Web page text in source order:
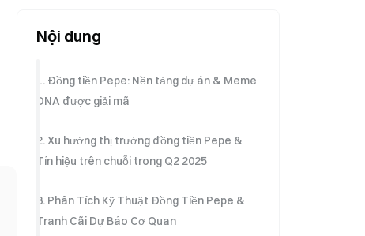
Nội dung
1. Đồng tiền Pepe: Nền tảng dự án & Meme
DNA được giải mã
2. Xu hướng thị trường đồng tiền Pepe &
Tín hiệu trên chuỗi trong Q2 2025
3. Phân Tích Kỹ Thuật Đồng Tiền Pepe &
Tranh Cãi Dự Báo Cơ Quan